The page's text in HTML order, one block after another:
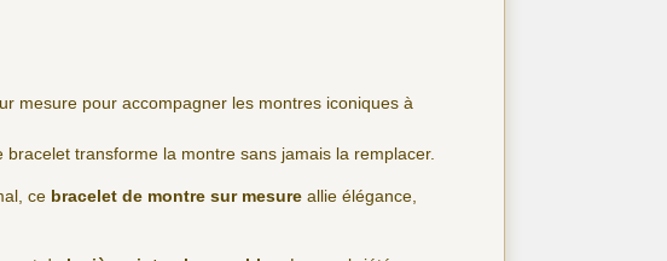
mesure pour accompagner les montres iconiques à
transforme la montre sans jamais la remplacer.
ce bracelet de montre sur mesure allie élégance,